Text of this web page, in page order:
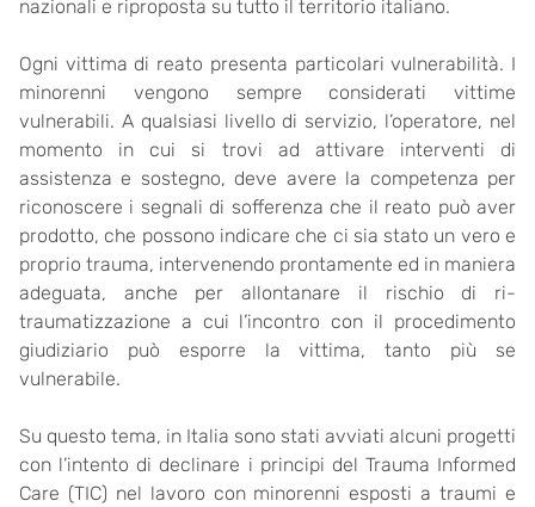
nazionali e riproposta su tutto il territorio italiano.
Ogni vittima di reato presenta particolari vulnerabilità. I
minorenni vengono sempre considerati vittime
vulnerabili. A qualsiasi livello di servizio, l’operatore, nel
momento in cui si trovi ad attivare interventi di
assistenza e sostegno, deve avere la competenza per
riconoscere i segnali di sofferenza che il reato può aver
prodotto, che possono indicare che ci sia stato un vero e
proprio trauma, intervenendo prontamente ed in maniera
adeguata, anche per allontanare il rischio di ri-
traumatizzazione a cui l’incontro con il procedimento
giudiziario può esporre la vittima, tanto più se
vulnerabile.
Su questo tema, in Italia sono stati avviati alcuni progetti
con l’intento di declinare i principi del Trauma Informed
Care (TIC) nel lavoro con minorenni esposti a traumi e